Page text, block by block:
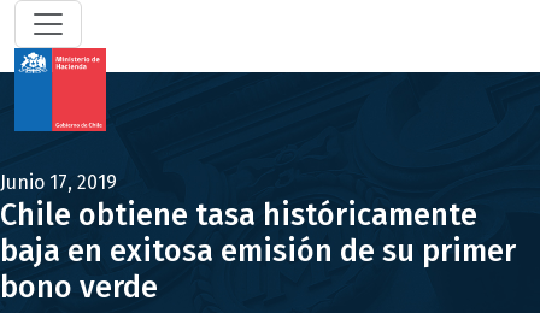
Junio 17, 2019
Chile obtiene tasa históricamente
baja en exitosa emisión de su primer
bono verde